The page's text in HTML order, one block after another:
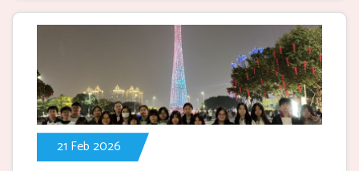
21 Feb 2026